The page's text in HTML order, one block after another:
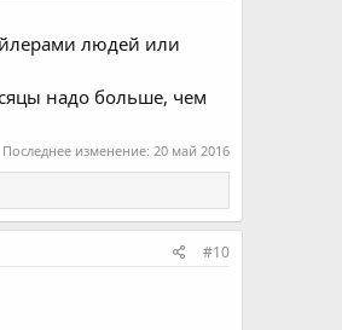
людей или
надо больше, чем
Последнее изменение: 20 май 2016
#10